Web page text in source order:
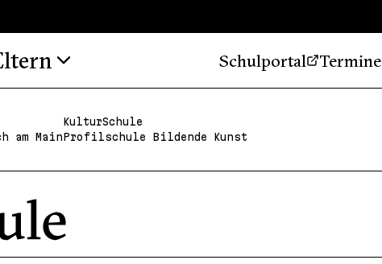
Schulportal Termine
am Main
KulturSchule
Profilschule Bildende Kunst